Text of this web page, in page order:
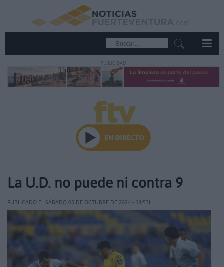
PUBLICIDAD
La U.D. no puede ni contra 9
PUBLICADO EL SÁBADO 05 DE OCTUBRE DE 2024 - 19:53H